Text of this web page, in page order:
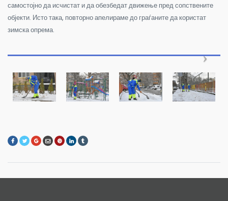
самостојно да исчистат и да обезбедат движење пред сопствените
објекти. Исто така, повторно апелираме до граѓаните да користат
зимска опрема.